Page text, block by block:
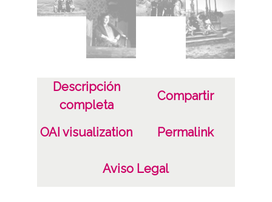
ENC-PP-01513-01520
ENC-NP-002-077-001 a 8
Licencia de las imágenes
Descripción
completa
Compartir
OAI visualization Permalink
Aviso Legal